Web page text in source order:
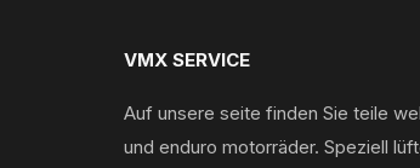
VMX SERVICE
Auf unsere seite finden Sie teile
und enduro motorräder. Speziell